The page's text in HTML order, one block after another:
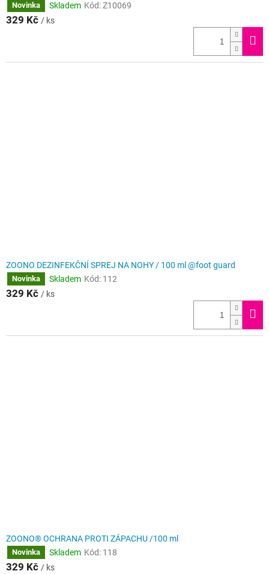
Novinka Skladem Kód:Z10069
329 Kč / ks
ZOONO DEZINFEKČNÍ SPREJ NA NOHY / 100 ml @foot guard
Novinka Skladem Kód: 112
329 Kč / ks
ZOONO® OCHRANA PROTI ZÁPACHU /100 ml
Novinka Skladem Kód: 118
329 Kč / ks